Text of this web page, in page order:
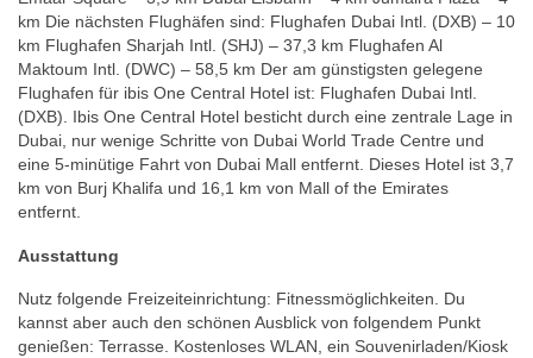
km Die nächsten Flughäfen sind: Flughafen Dubai Intl. (DXB) – 10
km Flughafen Sharjah Intl. (SHJ) – 37,3 km Flughafen Al
Maktoum Intl. (DWC) – 58,5 km Der am günstigsten gelegene
Flughafen für ibis One Central Hotel ist: Flughafen Dubai Intl.
(DXB). Ibis One Central Hotel besticht durch eine zentrale Lage in
Dubai, nur wenige Schritte von Dubai World Trade Centre und
eine 5-minütige Fahrt von Dubai Mall entfernt. Dieses Hotel ist 3,7
km von Burj Khalifa und 16,1 km von Mall of the Emirates
entfernt.
Ausstattung
Nutz folgende Freizeiteinrichtung: Fitnessmöglichkeiten. Du
kannst aber auch den schönen Ausblick von folgendem Punkt
genießen: Terrasse. Kostenloses WLAN, ein Souvenirladen/Kiosk